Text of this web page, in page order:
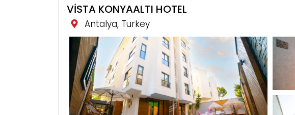
VİSTA KONYAALTI HOTEL
Antalya, Turkey